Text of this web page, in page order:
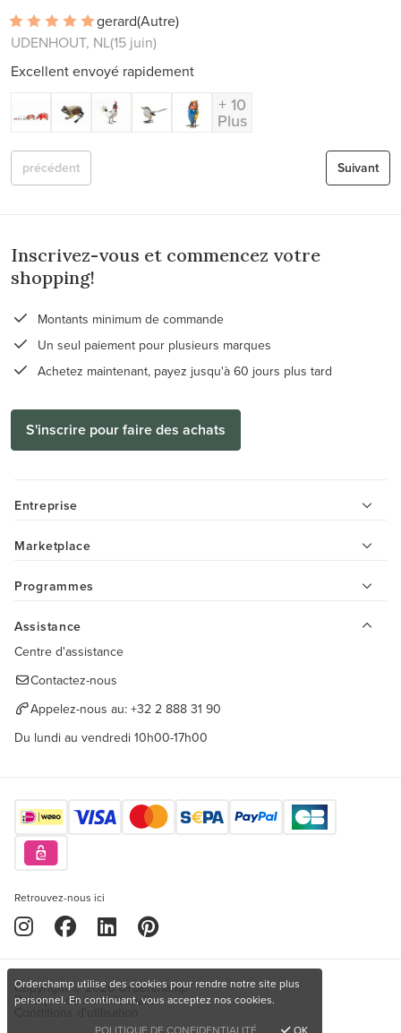
gerard(Autre)
UDENHOUT, NL(15 juin)
Excellent envoyé rapidement
+ 10
Plus
Suivant
précédent
Inscrivez-vous et commencez votre
shopping!
Montants minimum de commande
Un seul paiement pour plusieurs marques
Achetez maintenant, payez jusqu'à 60 jours plus tard
S'inscrire pour faire des achats
Entreprise
Marketplace
Programmes
Assistance
Centre d'assistance
Contactez-nous
Appelez-nous au: +32 2 888 31 90
Du lundi au vendredi 10h00-17h00
Retrouvez-nous ici
Copyright © 2026 Orderchamp
Politique de confidentialité
Orderchamp utilise des cookies pour rendre notre site plus
personnel. En continuant, vous acceptez nos cookies.
POLITIQUE DE CONFIDENTIALITÉ
OK